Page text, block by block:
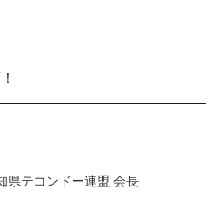
テコンドー連盟 会長